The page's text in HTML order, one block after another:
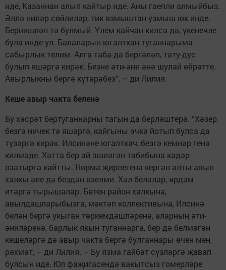
иде, Казаннан алып кайтыр иде. Аны гаепли алмыйбыз.
Әллә ниләр сөй­лиләр, тик язмыштан узмыш юк инде.
Бернишләп тә булмый. Үлем кайчан килсә дә, үкенечле
була инде ул. Балаларын югалткан туганнарыма
сабырлык телим. Алга таба да бергәләп, тату-дус
булып яшәргә кирәк. Безне әти-әни әнә шулай өйрәтте.
Авырлыкны бер­гә күтә­рәбез”, – ди Лилия.
Кеше авыр чакта беленә
Бу хәсрәт бертуганнарны тагын да берләштерә. “Хәзер
безгә ничек тә яшәргә, кайгыны эчкә йотып булса да
түзәргә кирәк. Илсинәне югалткач, безгә кем­нәр генә
килмәде. Хәт­та бер ай эшләгән табибына кадәр
озатырга кайтты. Норма җирлегенә кер­гән алты авыл
халкы әле дә бездән өзелми. Хәл беләләр, яр­дәм
итәргә тырышалар. Бөтен район халкына,
авылдашларыбызга, мәктәп коллективына, Ил­синә
белән бергә укыган төр­кемдәшләренә, аларның әти-
әни­ләренә, барлык якын туганнарга, бер дә белмәгән
кешеләр­гә дә авыр чакта бергә булганнары өчен мең
рәхмәт, – ди Лилия. – Бу язма гайбәт сүзләргә җавап
булсын иде. Юл фаҗигасендә вакытсыз го­мер­ләре